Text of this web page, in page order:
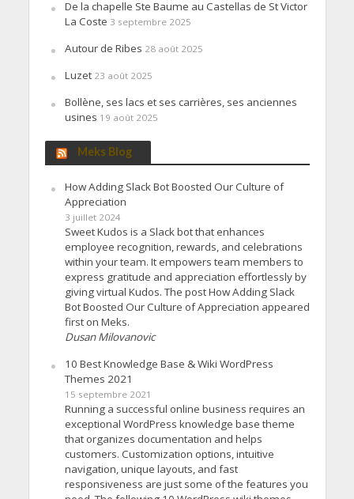
De la chapelle Ste Baume au Castellas de St Victor
La Coste 3 septembre 2025
Autour de Ribes 28 août 2025
Luzet 23 août 2025
Bollène, ses lacs et ses carrières, ses anciennes
usines 19 août 2025
Meks Blog
How Adding Slack Bot Boosted Our Culture of
Appreciation
3 juillet 2024
Sweet Kudos is a Slack bot that enhances
employee recognition, rewards, and celebrations
within your team. It empowers team members to
express gratitude and appreciation effortlessly by
giving virtual Kudos. The post How Adding Slack
Bot Boosted Our Culture of Appreciation appeared
first on Meks.
Dusan Milovanovic
10 Best Knowledge Base & Wiki WordPress
Themes 2021
15 septembre 2021
Running a successful online business requires an
exceptional WordPress knowledge base theme
that organizes documentation and helps
customers. Customization options, intuitive
navigation, unique layouts, and fast
responsiveness are just some of the features you